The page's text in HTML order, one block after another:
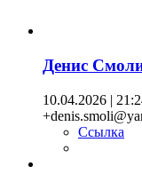
Денис
10.04.2026 |
Ссылка